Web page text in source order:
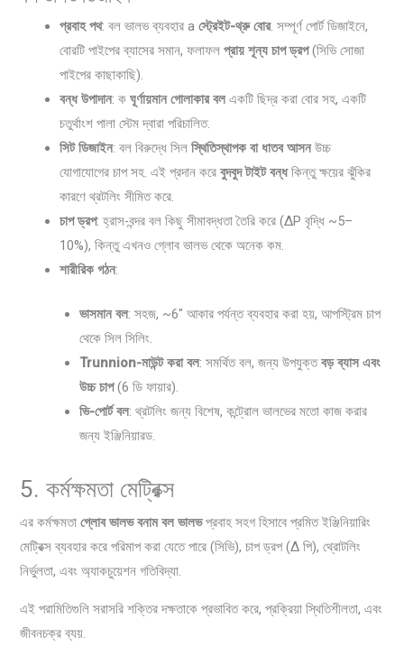
প্রবাহ পথ: বল ভালভ ব্যবহার aস্ট্রেইট-থ্রু বোর. সম্পূর্ণ পোর্ট ডিজাইনে,
বোরটি পাইপের ব্যাসের সমান, ফলাফলপ্রায় শূন্য চাপ ড্রপ(সিভি সোজা
পাইপের কাছাকাছি).
বন্ধ উপাদান: কঘূর্ণায়মান গোলাকার বলএকটি ছিদ্র করা বোর সহ, একটি
চতুর্থাংশ পালা স্টেম দ্বারা পরিচালিত.
সিট ডিজাইন: বল বিরুদ্ধে সিলস্থিতিস্থাপক বা ধাতব আসনউচ্চ
যোগাযোগের চাপ সহ. এই প্রদান করেবুদবুদ টাইট বন্ধকিন্তু ক্ষয়ের ঝুঁকির
কারণে থ্রটলিং সীমিত করে.
চাপ ড্রপ: হ্রাস-বন্দর বল কিছু সীমাবদ্ধতা তৈরি করে (ΔP বৃদ্ধি ~5–
10%), কিন্তু এখনও গ্লোব ভালভ থেকে অনেক কম.
শারীরিক গঠন:
ভাসমান বল: সহজ, ~6″ আকার পর্যন্ত ব্যবহার করা হয়, আপস্ট্রিম চাপ
থেকে সিল সিলিং.
Trunnion-মাউন্ট করা বল: সমর্থিত বল, জন্য উপযুক্তবড় ব্যাস এবং
উচ্চ চাপ(6 ডি ফায়ার).
ভি-পোর্ট বল: থ্রটলিং জন্য বিশেষ, কন্ট্রোল ভালভের মতো কাজ করার
জন্য ইঞ্জিনিয়ারড.
5. কর্মক্ষমতা মেট্রিক্স
এর কর্মক্ষমতাগ্লোব ভালভ বনাম বল ভালভপ্রবাহ সহগ হিসাবে প্রমিত ইঞ্জিনিয়ারিং
মেট্রিক্স ব্যবহার করে পরিমাপ করা যেতে পারে (সিভি), চাপ ড্রপ (Δ পি), থ্রোটলিং
নির্ভুলতা, এবং অ্যাকচুয়েশন গতিবিদ্যা.
এই পরামিতিগুলি সরাসরি শক্তির দক্ষতাকে প্রভাবিত করে, প্রক্রিয়া স্থিতিশীলতা, এবং
জীবনচক্র ব্যয়.